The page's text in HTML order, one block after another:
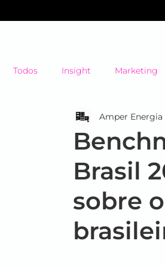
Todos Insight Marketing
Mercado em Choque
Brasil
sobre
Amper Energia